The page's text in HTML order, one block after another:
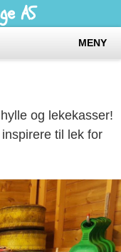
AS
MENY
og lekekasser!
til lek for